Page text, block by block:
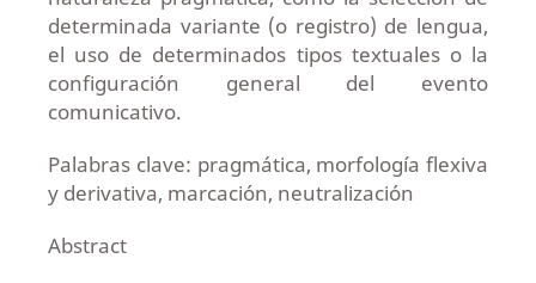
determinada variante (o registro) de lengua,
el uso de determinados tipos textuales o la
configuración general del evento
comunicativo.
Palabras clave: pragmática, morfología flexiva
y derivativa, marcación, neutralización
Abstract